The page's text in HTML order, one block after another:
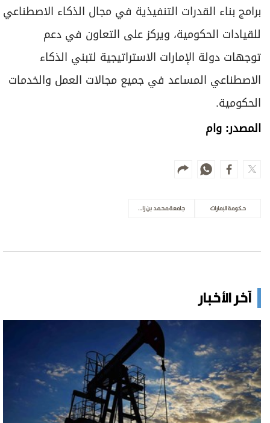
برامج بناء القدرات التنفيذية في مجال الذكاء الاصطناعي
للقيادات الحكومية، ويركز على التعاون في دعم
توجهات دولة الإمارات الاستراتيجية لتبني الذكاء
الاصطناعي المساعد في جميع مجالات العمل والخدمات
الحكومية.
المصدر: وام
حكومة الإمارات جامعة محمد بن زايد للذكاء الاصطناعي
آخر الأخبار